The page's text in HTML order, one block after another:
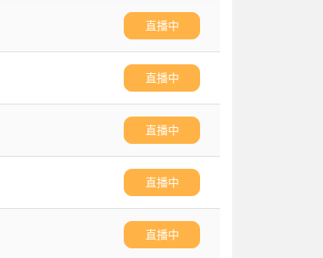
直播中
直播中
直播中
直播中
直播中